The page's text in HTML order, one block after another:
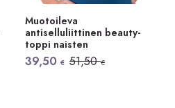
Muotoileva
antiselluliittinen beauty-
toppi naisten
51,50€
Alkuperäinen
hinta
39,50 €
Nykyinen
hinta